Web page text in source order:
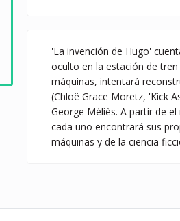
'La invención de Hugo'
oculto en la estación de
máquinas, intentará
(Chloë Grace Moretz, 'Kick
George Méliès. A partir de
cada uno encontrará sus
máquinas y de la ciencia